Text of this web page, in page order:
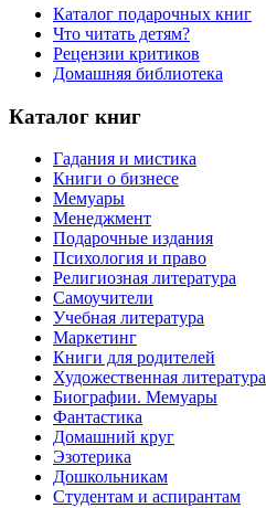
Каталог подарочных книг
Что читать детям?
Рецензии критиков
Домашняя библиотека
Каталог книг
Гадания и мистика
Книги о бизнесе
Мемуары
Менеджмент
Подарочные издания
Психология и право
Религиозная литература
Самоучители
Учебная литература
Маркетинг
Книги для родителей
Художественная литература
Биографии. Мемуары
Фантастика
Домашний круг
Эзотерика
Дошкольникам
Студентам и аспирантам